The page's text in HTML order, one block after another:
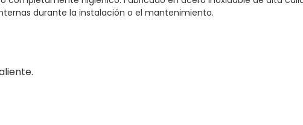
durante la instalación o el mantenimiento.